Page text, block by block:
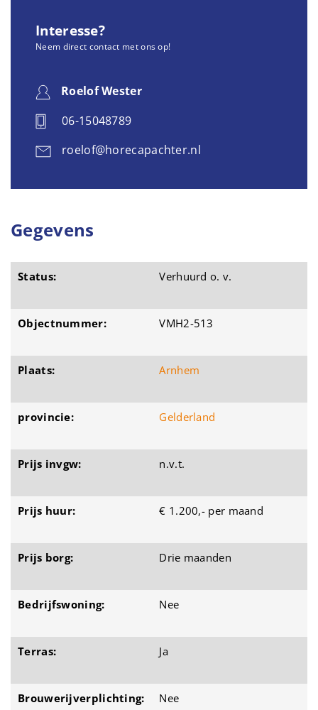
Interesse?
Neem direct contact met ons op!
Roelof Wester
06-15048789
roelof@horecapachter.nl
Gegevens
Status: Verhuurd o. v.
Objectnummer: VMH2-513
Plaats: Arnhem
provincie: Gelderland
Prijs invgw: n.v.t.
Prijs huur: € 1.200,- per maand
Prijs borg: Drie maanden
Bedrijfswoning: Nee
Terras: Ja
Brouwerijverplichting: Nee